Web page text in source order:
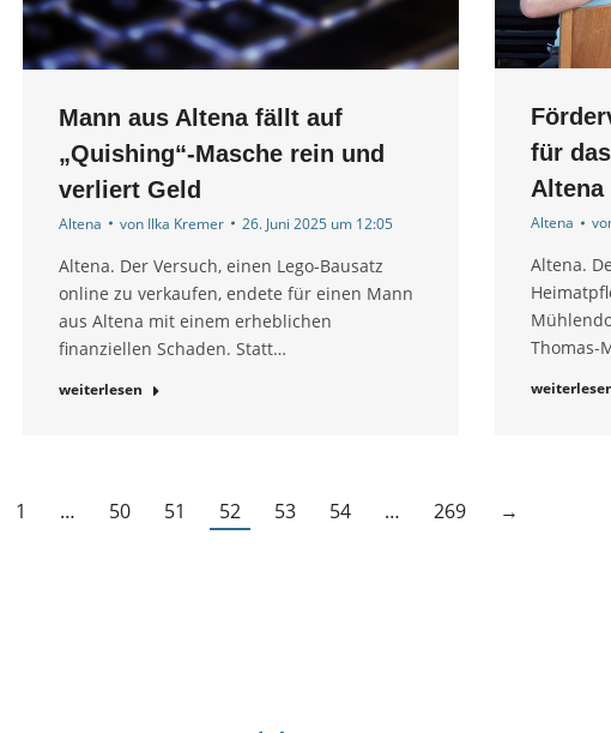
Mann aus Altena fällt auf
„Quishing“-Masche rein und
verliert Geld
Altena von Ilka Kremer 26. Juni 2025 um 12:05
Altena. Der Versuch, einen Lego-Bausatz
online zu verkaufen, endete für einen Mann
aus Altena mit einem erheblichen
finanziellen Schaden. Statt…
weiterlesen
für
Altena
Altena
Altena.
Thomas-
1 … 50 51 52 53 54 … 269 →